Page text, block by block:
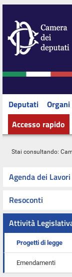
Deputati
Accesso rapido
Stai consultando:
Agenda dei Lavori
Resoconti
Attività
Progetti di legge
Emendamenti